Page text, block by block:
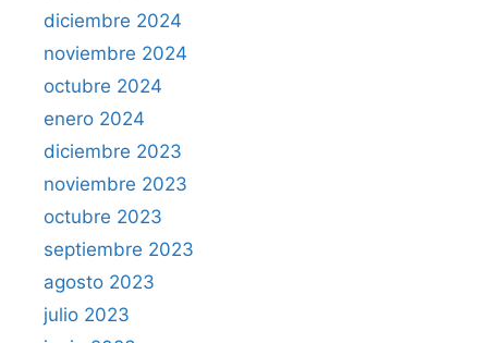
diciembre 2024
noviembre 2024
octubre 2024
enero 2024
diciembre 2023
noviembre 2023
octubre 2023
septiembre 2023
agosto 2023
julio 2023